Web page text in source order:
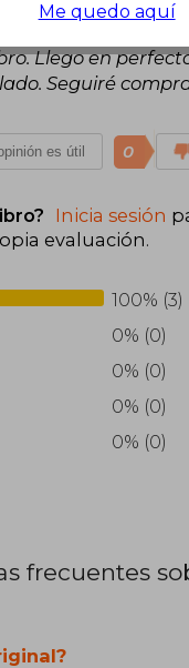
Jueves
Llego en
Seguiré
es útil 0
Inicia sesión
evaluación.
100% (3)
0% (0)
0% (0)
0% (0)
0% (0)
frecuentes
Me quedo aquí